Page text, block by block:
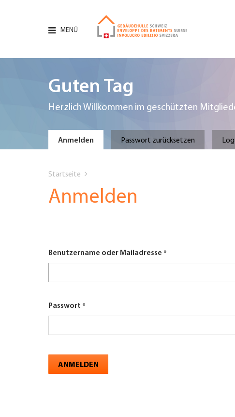
FACHZEITSCHRIFT
MENÜ
Guten Tag
Herzlich Willkommen im geschützten
Primary
tabs
Anmelden Passwort zurücksetzen
are
Startseite
Anmelden
Benutzername oder Mailadresse
Passwort
ANMELDEN